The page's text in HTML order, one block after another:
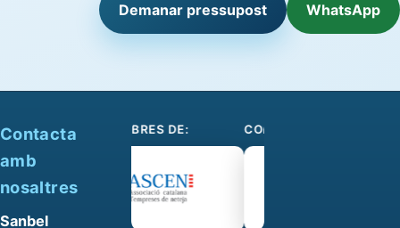
Demanar pressupost WhatsApp
Contacta
amb
nosaltres
Sanbel
SOM-SE MEMBRES DE: COL·LABOREM AMB: